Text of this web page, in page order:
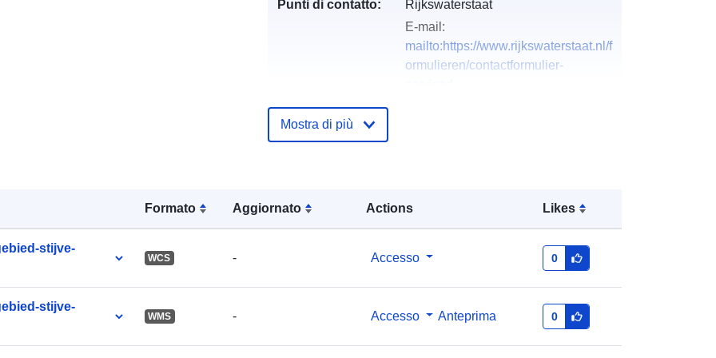
Formato Aggiornato Actions Likes
stijve-
WCS - Accesso 0
stijve-
WMS - Accesso Anteprima 0
Punti di contatto:
Rijkswaterstaat
E-mail:
mailto:https://www.rijkswaterstaat.nl/f
ormulieren/contactformulier-
Registro del
catalogo:
uriRef:
http://data.europa.eu/88u/dataset/46
745-waterplantenbedekking-
ijsselmeergebied-stijve-
waterranonkel-2018
Mostra di più